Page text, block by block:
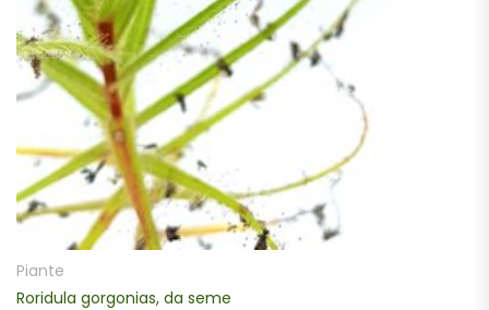
SCEGLI
Piante
Roridula gorgonias, da seme